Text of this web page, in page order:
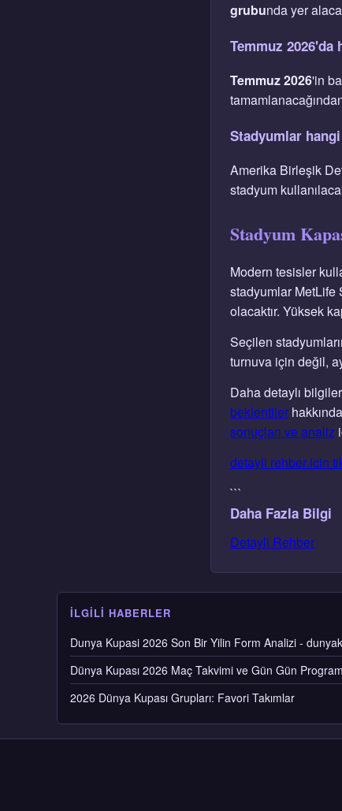
grubunda yer
Temmuz 2026'da
Temmuz 2026'in
Stadyumlar
Amerika Birleşik
stadyum
Stadyum
Modern tesisler
stadyumlar MetLife
olacaktır. Yüksek
Seçilen
turnuva için değil,
Daha detaylı
beklentiler
sonuçları ve analiz
detayli rehber icin
```
Daha Fazla Bilgi
Detayli Rehber
İLGILI HABERLER
Dunya Kupasi 2026 Son Bir Yilin Form Analizi -
Dünya Kupası 2026 Maç Takvimi ve Gün Gün Program
2026 Dünya Kupası Grupları: Favori Takımlar